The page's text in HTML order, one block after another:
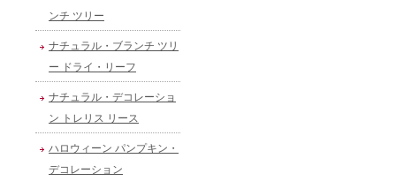
ンチ ツリー
ナチュラル・ブランチ ツリ
ー ドライ・リーフ
ナチュラル・デコレーショ
ン トレリス リース
ハロウィーン パンプキン・
デコレーション